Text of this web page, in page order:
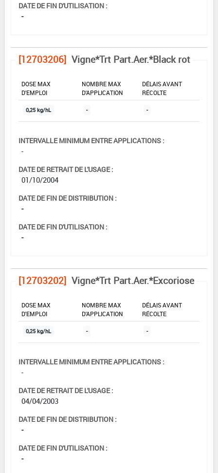
DATE DE FIN D'UTILISATION :
-
[12703206] Vigne*Trt Part.Aer.*Black rot
DOSE MAX
D'EMPLOI
NOMBRE MAX
D'APPLICATION
DÉLAIS AVANT
RÉCOLTE
0,25 kg/hL - -
INTERVALLE MINIMUM ENTRE APPLICATIONS :
-
DATE DE RETRAIT DE L'USAGE :
01/10/2004
DATE DE FIN DE DISTRIBUTION :
-
DATE DE FIN D'UTILISATION :
-
[12703202] Vigne*Trt Part.Aer.*Excoriose
DOSE MAX
D'EMPLOI
NOMBRE MAX
D'APPLICATION
DÉLAIS AVANT
RÉCOLTE
0,25 kg/hL - -
INTERVALLE MINIMUM ENTRE APPLICATIONS :
-
DATE DE RETRAIT DE L'USAGE :
04/04/2003
DATE DE FIN DE DISTRIBUTION :
-
DATE DE FIN D'UTILISATION :
-